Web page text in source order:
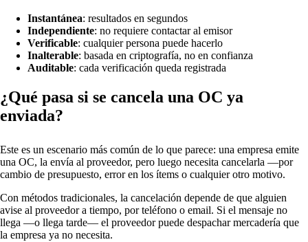
Instantánea: resultados en segundos
Independiente: no requiere contactar al emisor
Verificable: cualquier persona puede hacerlo
Inalterable: basada en criptografía, no en confianza
Auditable: cada verificación queda registrada
¿Qué pasa si se cancela una OC ya
enviada?
Este es un escenario más común de lo que parece: una empresa emite
una OC, la envía al proveedor, pero luego necesita cancelarla —por
cambio de presupuesto, error en los ítems o cualquier otro motivo.
Con métodos tradicionales, la cancelación depende de que alguien
avise al proveedor a tiempo, por teléfono o email. Si el mensaje no
llega —o llega tarde— el proveedor puede despachar mercadería que
la empresa ya no necesita.